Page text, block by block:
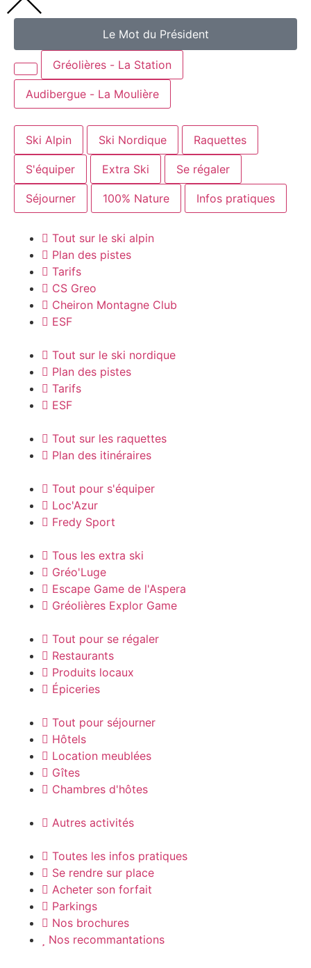
Le Mot du Président
Gréolières - La Station
Audibergue - La Moulière
Ski Alpin Ski Nordique Raquettes
S'équiper Extra Ski Se régaler
Séjourner 100% Nature Infos pratiques
Tout sur le ski alpin
Plan des pistes
Tarifs
CS Greo
Cheiron Montagne Club
ESF
Tout sur le ski nordique
Plan des pistes
Tarifs
ESF
Tout sur les raquettes
Plan des itinéraires
Tout pour s'équiper
Loc'Azur
Fredy Sport
Tous les extra ski
Gréo'Luge
Escape Game de l'Aspera
Gréolières Explor Game
Tout pour se régaler
Restaurants
Produits locaux
Épiceries
Tout pour séjourner
Hôtels
Location meublées
Gîtes
Chambres d'hôtes
Autres activités
Toutes les infos pratiques
Se rendre sur place
Acheter son forfait
Parkings
Nos brochures
Nos recommantations